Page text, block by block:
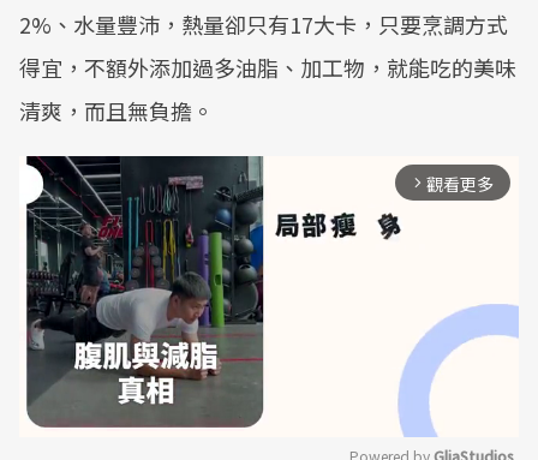
2%、水量豐沛，熱量卻只有17大卡，只要烹調方式
得宜，不額外添加過多油脂、加工物，就能吃的美味
清爽，而且無負擔。
arrow_forward_ios 觀看更多
Powered by GliaStudios